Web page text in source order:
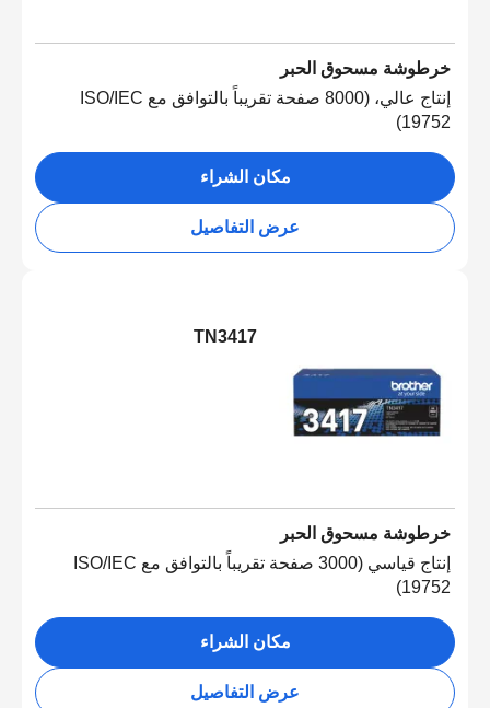
خرطوشة مسحوق الحبر
إنتاج عالي، (8000 صفحة تقريباً بالتوافق مع ISO/IEC
19752)
مكان الشراء
عرض التفاصيل
TN3417
خرطوشة مسحوق الحبر
إنتاج قياسي (3000 صفحة تقريباً بالتوافق مع ISO/IEC
19752)
مكان الشراء
عرض التفاصيل